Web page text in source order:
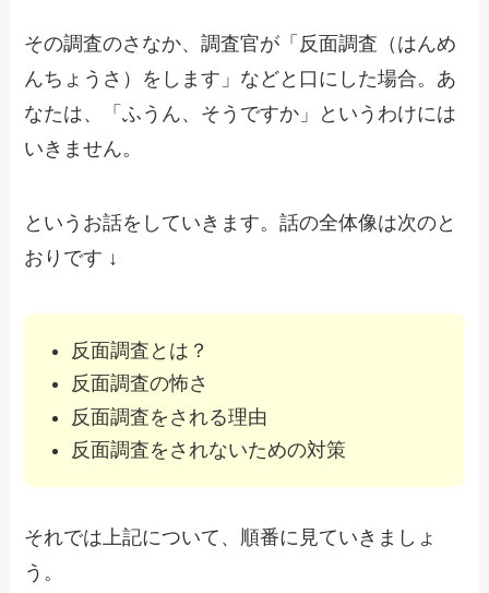
その調査のさなか、調査官が「反面調査（はんめ
んちょうさ）をします」などと口にした場合。あ
なたは、「ふうん、そうですか」というわけには
いきません。
というお話をしていきます。話の全体像は次のと
おりです ↓
反面調査とは？
反面調査の怖さ
反面調査をされる理由
反面調査をされないための対策
それでは上記について、順番に見ていきましょ
う。